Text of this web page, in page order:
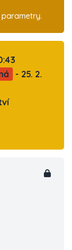
- 25. 2.